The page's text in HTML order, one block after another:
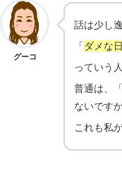
グーコ
話は少し
「 ダメな
っていう
普通は、「
ないです
これも私